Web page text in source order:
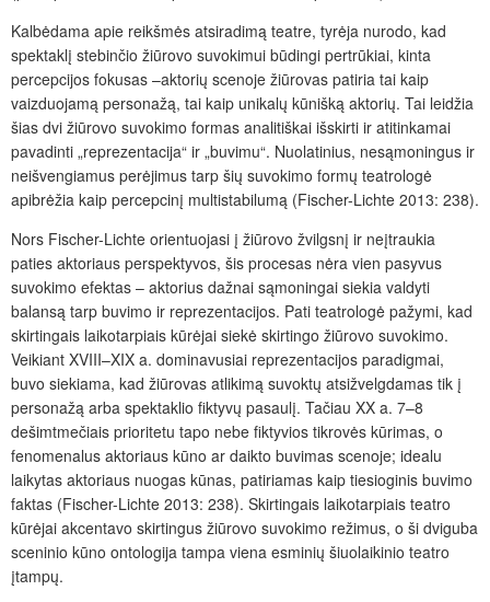
Kalbėdama apie reikšmės atsiradimą teatre, tyrėja nurodo, kad
spektaklį stebinčio žiūrovo suvokimui būdingi pertrūkiai, kinta
percepcijos fokusas –aktorių scenoje žiūrovas patiria tai kaip
vaizduojamą personažą, tai kaip unikalų kūnišką aktorių. Tai leidžia
šias dvi žiūrovo suvokimo formas analitiškai išskirti ir atitinkamai
pavadinti „reprezentacija“ ir „buvimu“. Nuolatinius, nesąmoningus ir
neišvengiamus perėjimus tarp šių suvokimo formų teatrologė
apibrėžia kaip percepcinį multistabilumą (Fischer-Lichte 2013: 238).
Nors Fischer-Lichte orientuojasi į žiūrovo žvilgsnį ir neįtraukia
paties aktoriaus perspektyvos, šis procesas nėra vien pasyvus
suvokimo efektas – aktorius dažnai sąmoningai siekia valdyti
balansą tarp buvimo ir reprezentacijos. Pati teatrologė pažymi, kad
skirtingais laikotarpiais kūrėjai siekė skirtingo žiūrovo suvokimo.
Veikiant XVIII–XIX a. dominavusiai reprezentacijos paradigmai,
buvo siekiama, kad žiūrovas atlikimą suvoktų atsižvelgdamas tik į
personažą arba spektaklio fiktyvų pasaulį. Tačiau XX a. 7–8
dešimtmečiais prioritetu tapo nebe fiktyvios tikrovės kūrimas, o
fenomenalus aktoriaus kūno ar daikto buvimas scenoje; idealu
laikytas aktoriaus nuogas kūnas, patiriamas kaip tiesioginis buvimo
faktas (Fischer-Lichte 2013: 238). Skirtingais laikotarpiais teatro
kūrėjai akcentavo skirtingus žiūrovo suvokimo režimus, o ši dviguba
sceninio kūno ontologija tampa viena esminių šiuolaikinio teatro
įtampų.